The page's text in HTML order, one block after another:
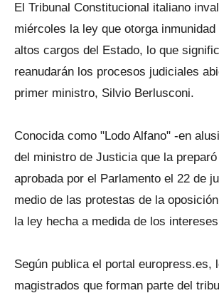
El Tribunal Constitucional italiano
miércoles la ley que otorga
altos cargos del Estado, lo que
reanudarán los procesos judiciales
primer ministro, Silvio Berlusconi.
Conocida como "Lodo Alfano" -en
del ministro de Justicia que la
aprobada por el Parlamento el 22 de
medio de las protestas de la
la ley hecha a medida de los
Según publica el portal europress.es,
magistrados que forman parte del